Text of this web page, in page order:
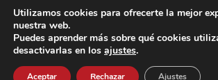
Formulario de contacto
Todos los derechos reservados.
Utilizamos cookies para ofrecerte la mejor
nuestra web.
Puedes aprender más sobre qué cookies
desactivarlas en los ajustes.
Aceptar Rechazar Ajustes